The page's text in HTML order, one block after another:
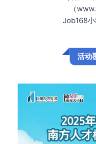
（
Job168
活动